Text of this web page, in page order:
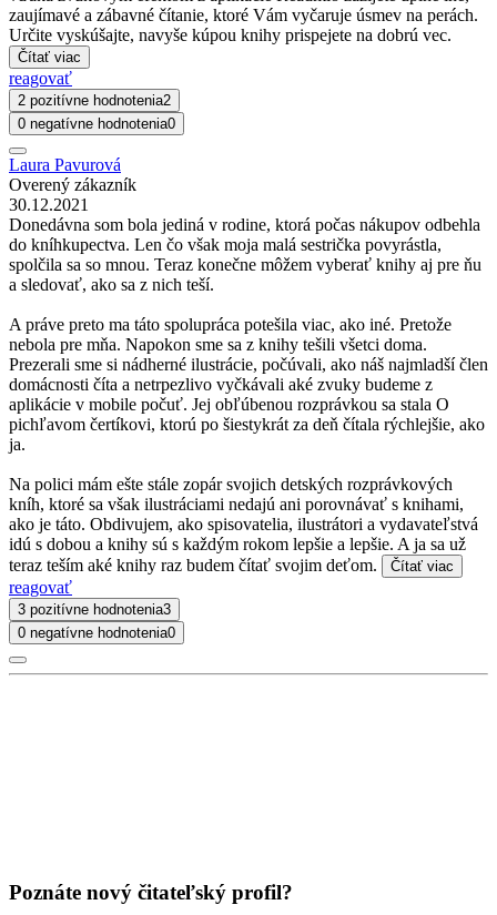
zaujímavé a zábavné čítanie, ktoré Vám vyčaruje úsmev na perách.
Určite vyskúšajte, navyše kúpou knihy prispejete na dobrú vec.
Čítať viac
reagovať
2 pozitívne hodnotenia2
0 negatívne hodnotenia0
Laura Pavurová
Overený zákazník
30.12.2021
Donedávna som bola jediná v rodine, ktorá počas nákupov odbehla
do kníhkupectva. Len čo však moja malá sestrička povyrástla,
spolčila sa so mnou. Teraz konečne môžem vyberať knihy aj pre ňu
a sledovať, ako sa z nich teší.
A práve preto ma táto spolupráca potešila viac, ako iné. Pretože
nebola pre mňa. Napokon sme sa z knihy tešili všetci doma.
Prezerali sme si nádherné ilustrácie, počúvali, ako náš najmladší člen
domácnosti číta a netrpezlivo vyčkávali aké zvuky budeme z
aplikácie v mobile počuť. Jej obľúbenou rozprávkou sa stala O
pichľavom čertíkovi, ktorú po šiestykrát za deň čítala rýchlejšie, ako
ja.
Na polici mám ešte stále zopár svojich detských rozprávkových
kníh, ktoré sa však ilustráciami nedajú ani porovnávať s knihami,
ako je táto. Obdivujem, ako spisovatelia, ilustrátori a vydavateľstvá
idú s dobou a knihy sú s každým rokom lepšie a lepšie. A ja sa už
teraz teším aké knihy raz budem čítať svojim deťom.
Čítať viac
reagovať
3 pozitívne hodnotenia3
0 negatívne hodnotenia0
Poznáte nový čitateľský profil?